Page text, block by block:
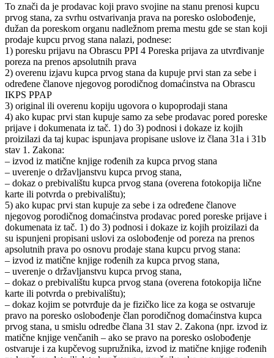
To znači da je prodavac koji pravo svojine na stanu prenosi kupcu
prvog stana, za svrhu ostvarivanja prava na poresko oslobođenje,
dužan da poreskom organu nadležnom prema mestu gde se stan koji
prodaje kupcu prvog stana nalazi, podnese:
1) poresku prijavu na Obrascu PPI 4 Poreska prijava za utvrđivanje
poreza na prenos apsolutnih prava
2) overenu izjavu kupca prvog stana da kupuje prvi stan za sebe i
određene članove njegovog porodičnog domaćinstva na Obrascu
IKPS PPAP
3) original ili overenu kopiju ugovora o kupoprodaji stana
4) ako kupac prvi stan kupuje samo za sebe prodavac pored poreske
prijave i dokumenata iz tač. 1) do 3) podnosi i dokaze iz kojih
proizilazi da taj kupac ispunjava propisane uslove iz člana 31a i 31b
stav 1. Zakona:
– izvod iz matične knjige rođenih za kupca prvog stana
– uverenje o državljanstvu kupca prvog stana,
– dokaz o prebivalištu kupca prvog stana (overena fotokopija lične
karte ili potvrda o prebivalištu);
5) ako kupac prvi stan kupuje za sebe i za određene članove
njegovog porodičnog domaćinstva prodavac pored poreske prijave i
dokumenata iz tač. 1) do 3) podnosi i dokaze iz kojih proizilazi da
su ispunjeni propisani uslovi za oslobođenje od poreza na prenos
apsolutnih prava po osnovu prodaje stana kupcu prvog stana:
– izvod iz matične knjige rođenih za kupca prvog stana,
– uverenje o državljanstvu kupca prvog stana,
– dokaz o prebivalištu kupca prvog stana (overena fotokopija lične
karte ili potvrda o prebivalištu);
– dokaz kojim se potvrđuje da je fizičko lice za koga se ostvaruje
pravo na poresko oslobođenje član porodičnog domaćinstva kupca
prvog stana, u smislu odredbe člana 31 stav 2. Zakona (npr. izvod iz
matične knjige venčanih – ako se pravo na poresko oslobođenje
ostvaruje i za kupčevog supružnika, izvod iz matične knjige rođenih